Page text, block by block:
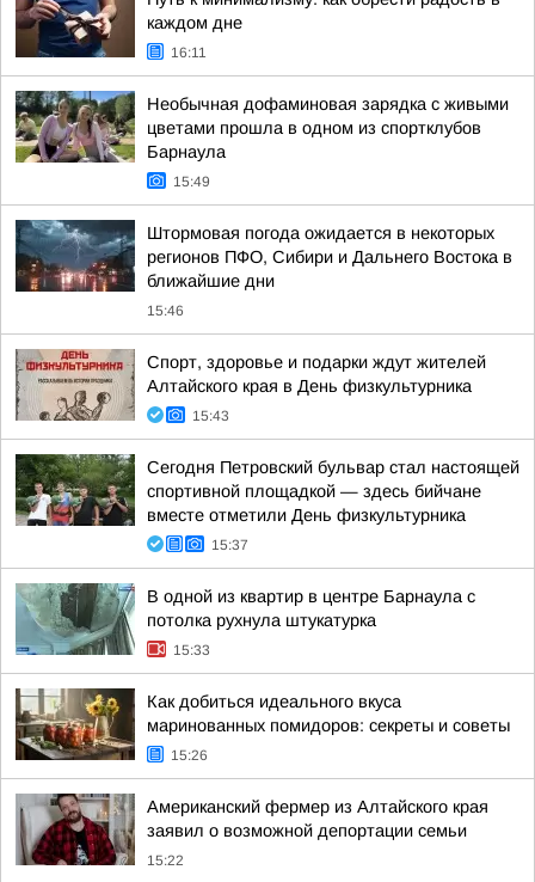
каждом дне
16:11
Необычная дофаминовая зарядка с живыми
цветами прошла в одном из спортклубов
Барнаула
15:49
Штормовая погода ожидается в некоторых
регионов ПФО, Сибири и Дальнего Востока в
ближайшие дни
15:46
Спорт, здоровье и подарки ждут жителей
Алтайского края в День физкультурника
15:43
Сегодня Петровский бульвар стал настоящей
спортивной площадкой — здесь бийчане
вместе отметили День физкультурника
15:37
В одной из квартир в центре Барнаула с
потолка рухнула штукатурка
15:33
Как добиться идеального вкуса
маринованных помидоров: секреты и советы
15:26
Американский фермер из Алтайского края
заявил о возможной депортации семьи
15:22